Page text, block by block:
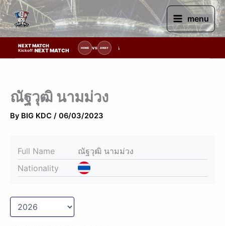
Skip
to
content
menu
NEXT MATCH
Kickoff :NEXT MATCH HOME VS AWAY
รายการแข่งขัน | รอระบุวันแข่งขัน | รอข้อมูลทีมแข่งขัน
ณัฐวุฒิ นามม่วง
By BIG KDC / 06/03/2023
Full Name
ณัฐวุฒิ นามม่วง
Nationality